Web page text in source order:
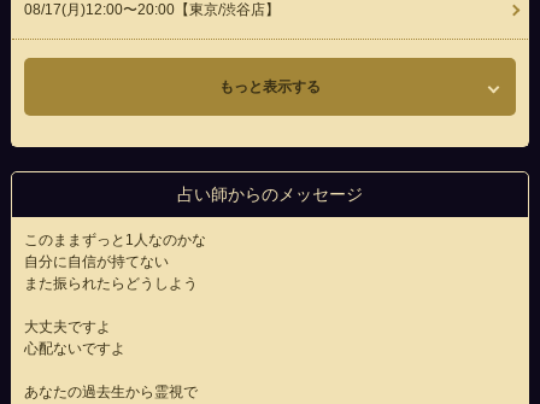
08/17(月 )12:00〜20:00【東京/渋谷店】
もっと表示する
占い師からのメッセージ
このままずっと1人なのかな
自分に自信が持てない
また振られたらどうしよう
大丈夫ですよ
心配ないですよ
あなたの過去生から霊視で